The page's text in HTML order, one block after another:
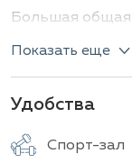
Большая общая
центр.
расположению
пляжем
расслабления
Показать еще
Удобства
Спорт-зал